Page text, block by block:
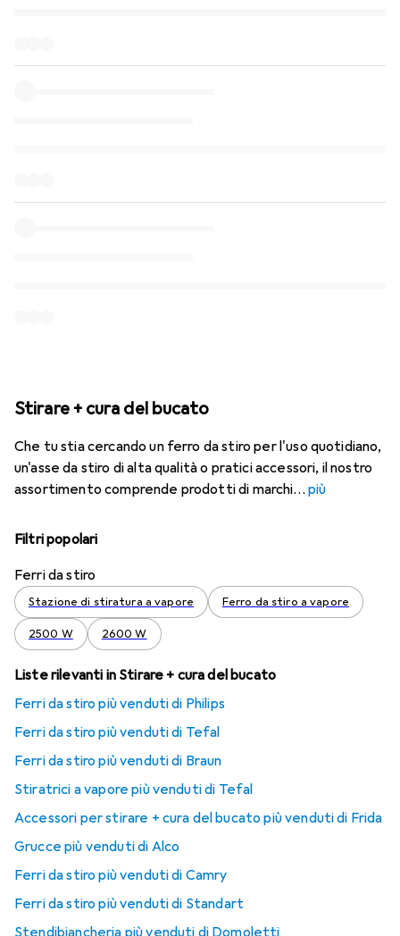
Stirare + cura del bucato
Che tu stia cercando un ferro da stiro per l'uso quotidiano,
un'asse da stiro di alta qualità o pratici accessori, il nostro
assortimento comprende prodotti di marchi
più
Filtri popolari
Ferri da stiro
Stazione di stiratura a vapore Ferro da stiro a vapore
2500 W 2600 W
Liste rilevanti in Stirare + cura del bucato
Ferri da stiro più venduti di Philips
Ferri da stiro più venduti di Tefal
Ferri da stiro più venduti di Braun
Stiratrici a vapore più venduti di Tefal
Accessori per stirare + cura del bucato più venduti di Frida
Grucce più venduti di Alco
Ferri da stiro più venduti di Camry
Ferri da stiro più venduti di Standart